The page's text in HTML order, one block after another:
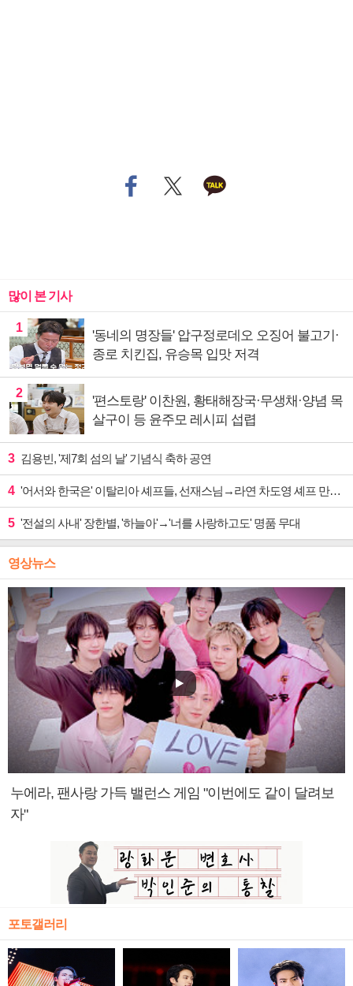
많이 본 기사
1
'동네의 명장들' 압구정로데오 오징어 불고기·
종로 치킨집, 유승목 입맛 저격
2
'편스토랑' 이찬원, 황태해장국·무생채·양념 목
살구이 등 윤주모 레시피 섭렵
3 김용빈, '제7회 섬의 날' 기념식 축하 공연
4 '어서와 한국은' 이탈리아 셰프들, 선재스님→라연 차도영 셰프 만난다
5 '전설의 사내' 장한별, '하늘아'→'너를 사랑하고도' 명품 무대
영상뉴스
누에라, 팬사랑 가득 밸런스 게임 "이번에도 같이 달려보
자"
포토갤러리